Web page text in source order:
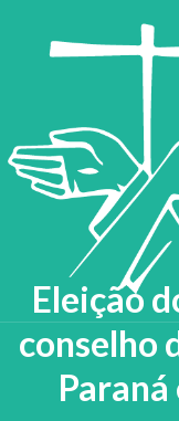
Eleição
conselho